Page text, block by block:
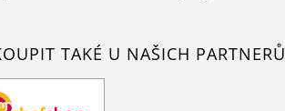
TAKÉ U NAŠICH PARTNERŮ